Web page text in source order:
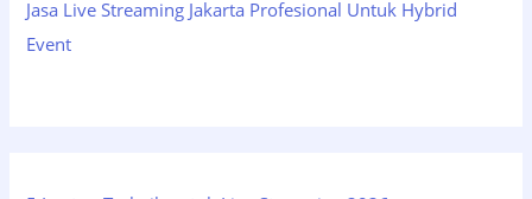
Jasa Live Streaming Jakarta Profesional Untuk Hybrid
Event